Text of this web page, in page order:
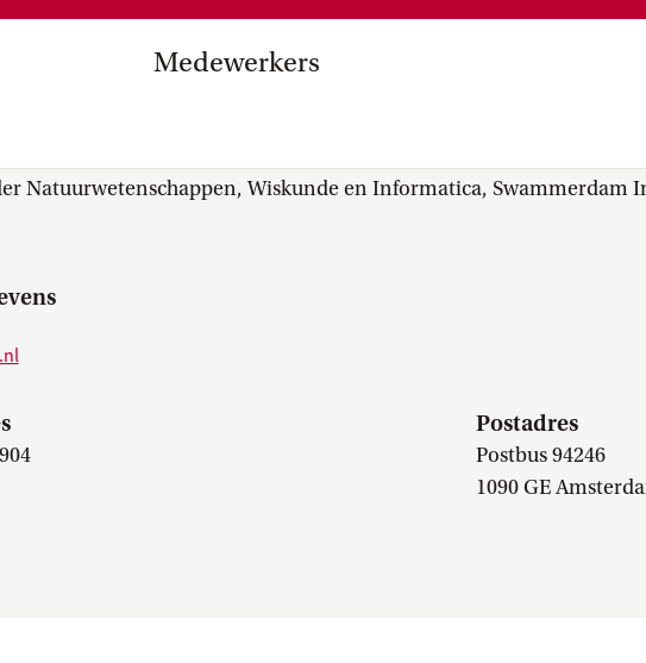
Medewerkers
strategisch plan, instellingsplan,
Internationalisering in
Medezeggenschap, ondernemingsraad,
Natuurwetenschappen, Wiskunde en Informatica, Swammerdam
Postadres
Postbus 94246
1090 GE